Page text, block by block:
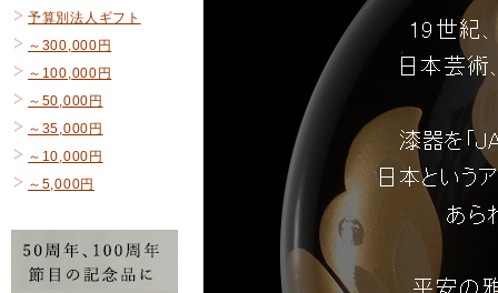
予算別法人ギフト
～300,000円
～100,000円
～50,000円
～35,000円
～10,000円
～5,000円